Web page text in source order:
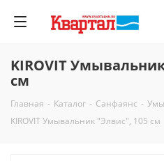
KIROVIT
см
Главная - Каталог - Санфаянс -
KIROVIT Умывальник "Элвис", 105 см